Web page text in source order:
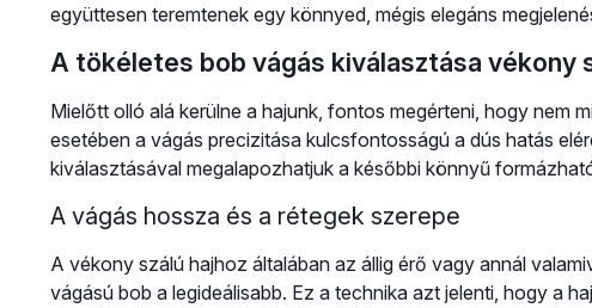
együttesen teremtenek egy könnyed, mégis elegáns
A tökéletes bob vágás kiválasztása vékony
Mielőtt olló alá kerülne a hajunk, fontos megérteni, hogy nem
esetében a vágás precizitása kulcsfontosságú a dús hatás
kiválasztásával megalapozhatjuk a későbbi könnyű
A vágás hossza és a rétegek szerepe
A vékony szálú hajhoz általában az állig érő vagy annál
vágású bob a legideálisabb. Ez a technika azt jelenti, hogy a